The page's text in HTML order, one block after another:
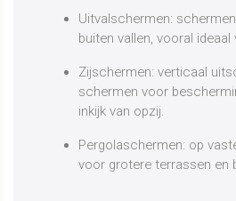
Uitvalschermen:
buiten vallen, vooral ideaal
Zijschermen: verticaal
schermen voor
inkijk van opzij.
Pergolaschermen: op
voor grotere terrassen en